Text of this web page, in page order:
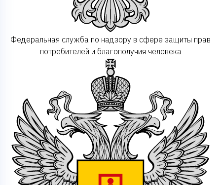
Федеральная служба по надзору в сфере защиты прав
потребителей и благополучия человека